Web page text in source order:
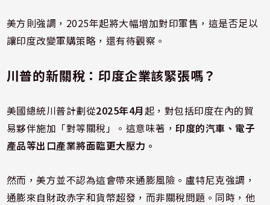
美方則強調，2025年起將大幅增加對印軍售，這是否足以
讓印度改變軍購策略，還有待觀察。
川普的新關稅：印度企業該緊張嗎？
美國總統川普計劃從2025年4月起，對包括印度在內的貿
易夥伴施加「對等關稅」。這意味著，印度的汽車、電子
產品等出口產業將面臨更大壓力。
然而，美方並不認為這會帶來通膨風險。盧特尼克強調，
通膨來自財政赤字和貨幣超發，而非關稅問題。同時，他